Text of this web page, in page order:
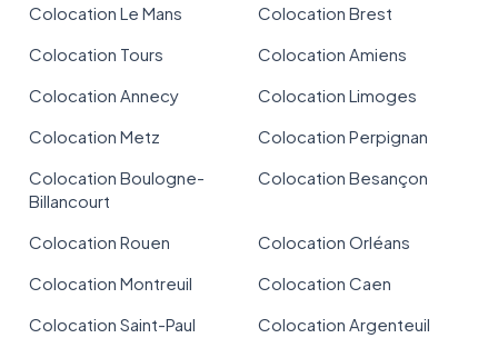
Colocation Le Mans
Colocation Brest
Colocation Tours
Colocation Amiens
Colocation Annecy
Colocation Limoges
Colocation Metz
Colocation Perpignan
Colocation Boulogne-
Billancourt
Colocation Besançon
Colocation Rouen
Colocation Orléans
Colocation Montreuil
Colocation Caen
Colocation Saint-Paul
Colocation Argenteuil